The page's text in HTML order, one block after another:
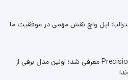
اپل واچ نقش مهمی در موفقیت ما
کانسپت آکیورا Precision EV معرفی شد؛ اولین مدل برقی از